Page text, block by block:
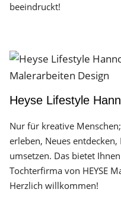
beeindruckt!
Heyse Lifestyle
Nur für kreative Menschen;
erleben, Neues entdecken,
umsetzen. Das bietet
Tochterfirma von HEYSE
Herzlich willkommen!